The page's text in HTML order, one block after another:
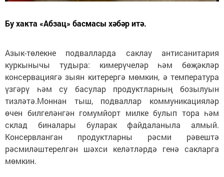
Бу хакта «Абзац» басмасы хәбәр итә.
Азык-төлекне подвалларда саклау антисанитария
куркынычы тудыра: кимерүчеләр һәм бөҗәкләр
консервациягә зыян китерергә мөмкин, ә температура
үзгәрү һәм су басулар продуктларның бозылуын
тизләтә.Моннан тыш, подваллар коммуникацияләр
өчен билгеләнгән гомумйорт милке булып тора һәм
склад биналары буларак файдаланыла алмый.
Консервланган продуктларны рәсми рәвештә
рәсмиләштерелгән шәхси келәтләрдә генә сакларга
мөмкин.